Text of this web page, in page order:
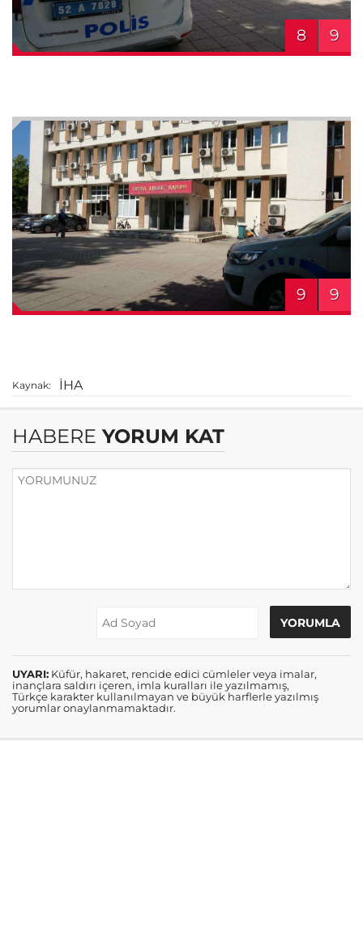
8 9
9 9
Kaynak: İHA
HABERE YORUM KAT
UYARI: Küfür, hakaret, rencide edici cümleler veya imalar,
inançlara saldırı içeren, imla kuralları ile yazılmamış,
Türkçe karakter kullanılmayan ve büyük harflerle yazılmış
yorumlar onaylanmamaktadır.